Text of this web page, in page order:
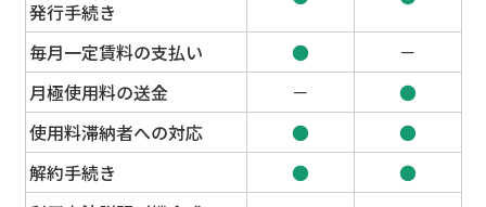
発行手続き
毎月一定賃料の支払い ●
－
月極使用料の送金
－
●
使用料滞納者への対応
●
●
解約手続き
●
●